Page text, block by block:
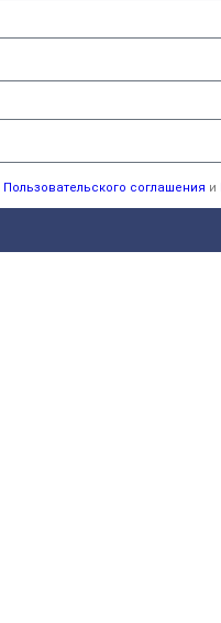
Пользовательского соглашения и